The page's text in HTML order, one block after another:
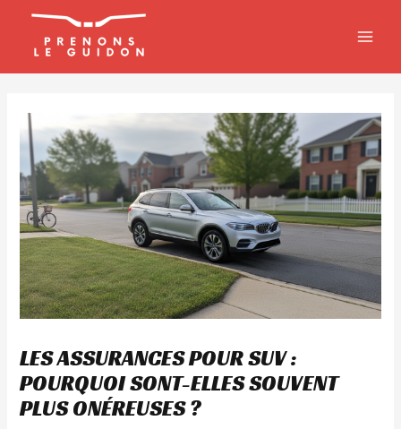
contenu
LES ASSURANCES POUR SUV :
POURQUOI SONT-ELLES SOUVENT
PLUS ONÉREUSES ?